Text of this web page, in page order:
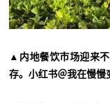
▲内地餐饮市场迎来
存。小红书＠我在慢慢